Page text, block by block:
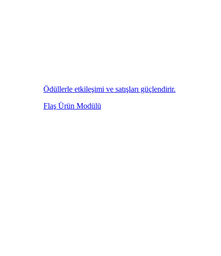
Ödüllerle etkileşimi ve satışları güçlendirir.
Flaş Ürün Modülü